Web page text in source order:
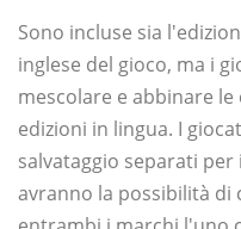
Sono incluse sia
inglese del gioco, ma i
mescolare e abbinare
edizioni in lingua. I
salvataggio separati per
avranno la possibilità